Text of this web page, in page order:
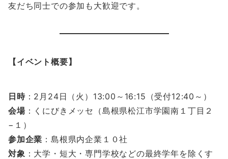
友だち同士での参加も大歓迎です。
【イベント概要】
日時：2月24日（火）13:00～16:15（受付12:40～）
会場：くにびきメッセ（島根県松江市学園南１丁目２
−１）
参加企業 ：島根県内企業１０社
対象 ：大学・短大・専門学校などの最終学年を除くす